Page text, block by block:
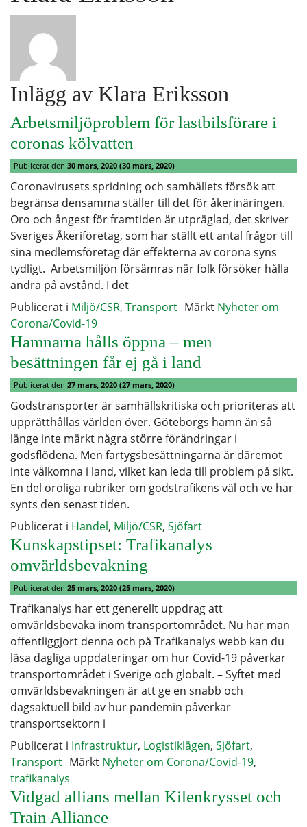
Inlägg av Klara Eriksson
Arbetsmiljöproblem för lastbilsförare i
coronas kölvatten
Publicerat den 30 mars, 2020 (30 mars, 2020)
Coronavirusets spridning och samhällets försök att
begränsa densamma ställer till det för åkerinäringen.
Oro och ångest för framtiden är utpräglad, det skriver
Sveriges Åkeriföretag, som har ställt ett antal frågor till
sina medlemsföretag där effekterna av corona syns
tydligt. Arbetsmiljön försämras när folk försöker hålla
andra på avstånd. I det
Publicerat i Miljö/CSR, Transport Märkt Nyheter om
Corona/Covid-19
Hamnarna hålls öppna – men
besättningen får ej gå i land
Publicerat den 27 mars, 2020 (27 mars, 2020)
Godstransporter är samhällskritiska och prioriteras att
upprätthållas världen över. Göteborgs hamn än så
länge inte märkt några större förändringar i
godsflödena. Men fartygsbesättningarna är däremot
inte välkomna i land, vilket kan leda till problem på sikt.
En del oroliga rubriker om godstrafikens väl och ve har
synts den senast tiden.
Publicerat i Handel, Miljö/CSR, Sjöfart
Kunskapstipset: Trafikanalys
omvärldsbevakning
Publicerat den 25 mars, 2020 (25 mars, 2020)
Trafikanalys har ett generellt uppdrag att
omvärldsbevaka inom transportområdet. Nu har man
offentliggjort denna och på Trafikanalys webb kan du
läsa dagliga uppdateringar om hur Covid-19 påverkar
transportområdet i Sverige och globalt. – Syftet med
omvärldsbevakningen är att ge en snabb och
dagsaktuell bild av hur pandemin påverkar
transportsektorn i
Publicerat i Infrastruktur, Logistiklägen, Sjöfart,
Transport Märkt Nyheter om Corona/Covid-19,
trafikanalys
Vidgad allians mellan Kilenkrysset och
Train Alliance